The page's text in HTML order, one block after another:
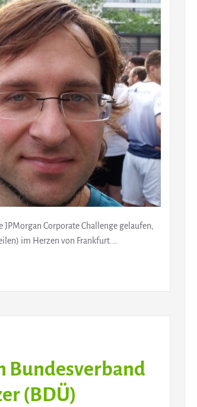
Corporate Challenge gelaufen,
im Herzen von Frankfurt.…
Bundesverband
(BDÜ)